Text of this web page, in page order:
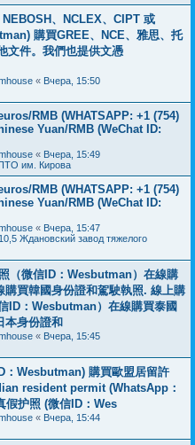
、NCLEX、CIPT 或
購買GREE、NCE、雅思、托
文件。我們也提供文憑
« Вчера, 15:50
RMB (WHATSAPP: +1 (754)
Yuan/RMB (WeChat ID:
« Вчера, 15:49
им. Кирова
RMB (WHATSAPP: +1 (754)
Yuan/RMB (WeChat ID:
« Вчера, 15:47
Ждановский завод тяжелого
（微信ID：Wesbutman）在線購
購買韓國身份證和駕駛執照. 線上購
ID：Wesbutman）在線購買泰國
本身份證和
« Вчера, 15:45
：Wesbutman) 購買歐盟居留許
resident permit (WhatsApp：
假护照 (微信ID：Wes
« Вчера, 15:44